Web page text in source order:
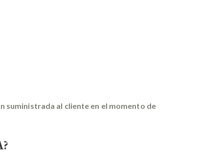
al cliente en el momento de